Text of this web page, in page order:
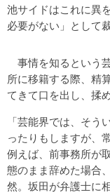
池サイドはこれに異
必要がない」として
事情を知るという
所に移籍する際、精
てきて口を出し、揉
「芸能界では、そう
ったりもしますが、
例えば、前事務所が
態のまま辞めた場合
然。坂田が弁護士に